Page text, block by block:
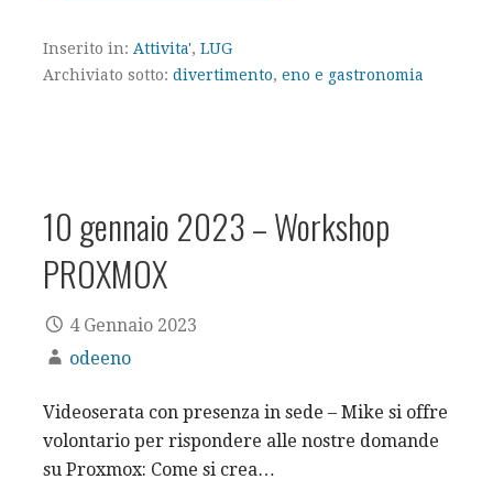
Inserito in: Attivita', LUG
Archiviato sotto: divertimento, eno e gastronomia
10 gennaio 2023 – Workshop
PROXMOX
4 Gennaio 2023
odeeno
Videoserata con presenza in sede – Mike si offre
volontario per rispondere alle nostre domande
su Proxmox: Come si crea…